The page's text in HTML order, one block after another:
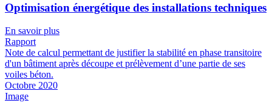
Optimisation énergétique des installations techniques
En savoir plus
Rapport
Note de calcul permettant de justifier la stabilité en phase transitoire
d'un bâtiment après découpe et prélèvement d’une partie de ses
voiles béton.
Octobre 2020
Image